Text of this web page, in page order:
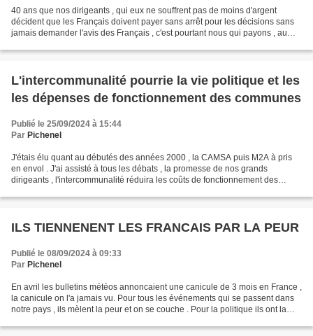
40 ans que nos dirigeants , qui eux ne souffrent pas de moins d'argent
décident que les Français doivent payer sans arrêt pour les décisions sans
jamais demander l'avis des Français , c'est pourtant nous qui payons , au
L'intercommunalité pourrie la vie politique et les
les dépenses de fonctionnement des communes
Publié le 25/09/2024 à 15:44
Par Pichenel
J'étais élu quant au débutés des années 2000 , la CAMSA puis M2A à pris
en envol . J'ai assisté à tous les débats , la promesse de nos grands
dirigeants , l'intercommunalité réduira les coûts de fonctionnement des
ILS TIENNENENT LES FRANCAIS PAR LA PEUR
Publié le 08/09/2024 à 09:33
Par Pichenel
En avril les bulletins météos annoncaient une canicule de 3 mois en France ,
la canicule on l'a jamais vu. Pour tous les événements qui se passent dans
notre pays , ils mèlent la peur et on se couche . Pour la politique ils ont la